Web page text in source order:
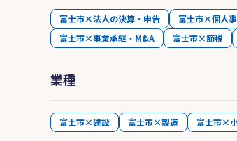
富士市×法人の決算・申告 富士市×個人
富士市×事業承継・M&A
富士市×節税
業種
富士市×建設 富士市×製造 富士市×